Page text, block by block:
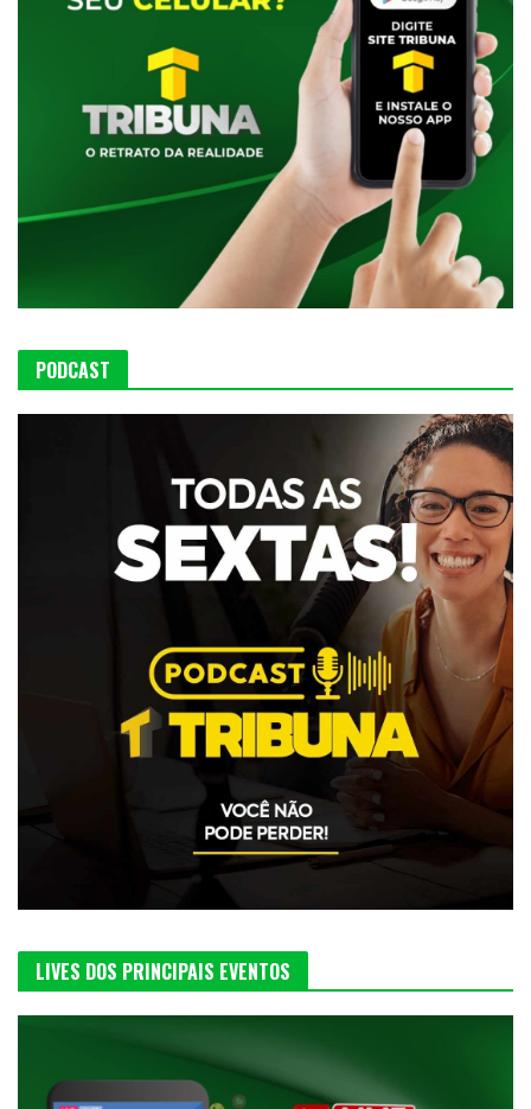
PODCAST
LIVES DOS PRINCIPAIS EVENTOS